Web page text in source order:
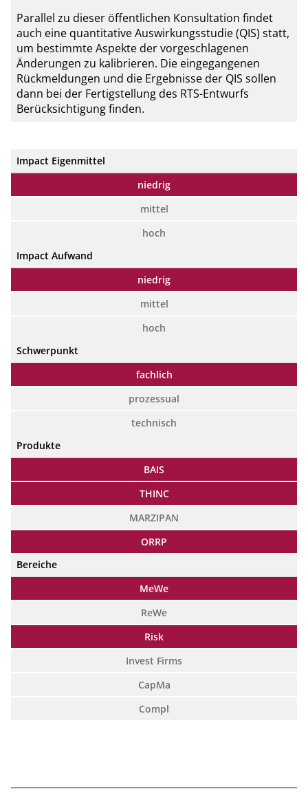
Parallel zu dieser öffentlichen Konsultation findet
auch eine quantitative Auswirkungsstudie (QIS) statt,
um bestimmte Aspekte der vorgeschlagenen
Änderungen zu kalibrieren. Die eingegangenen
Rückmeldungen und die Ergebnisse der QIS sollen
dann bei der Fertigstellung des RTS-Entwurfs
Berücksichtigung finden.
Impact Eigenmittel
niedrig
mittel
hoch
Impact Aufwand
niedrig
mittel
hoch
Schwerpunkt
fachlich
prozessual
technisch
Produkte
BAIS
THINC
MARZIPAN
ORRP
Bereiche
MeWe
ReWe
Risk
Invest Firms
CapMa
Compl